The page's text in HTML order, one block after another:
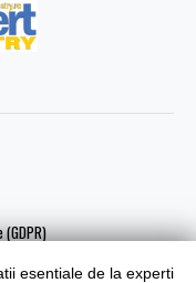
esentiale de la experti